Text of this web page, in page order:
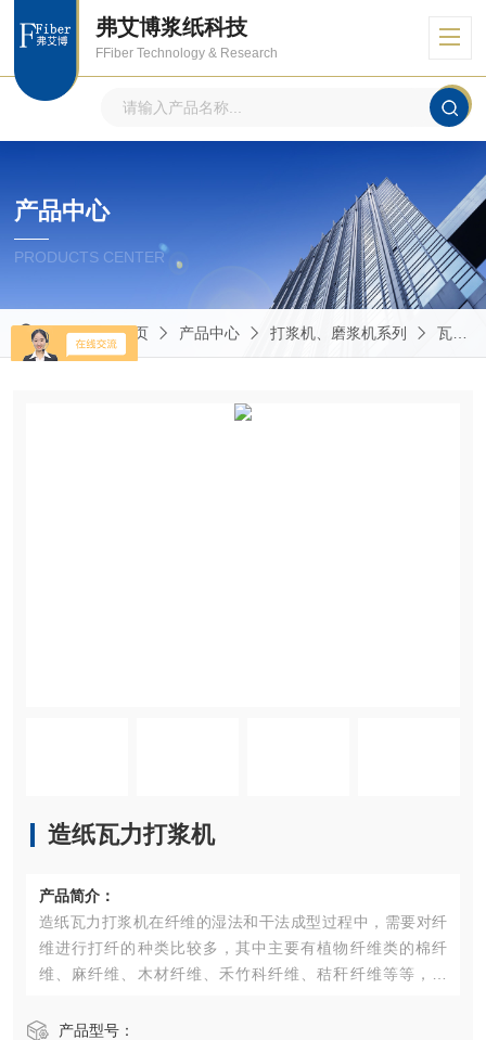
弗艾博浆纸科技
FFiber Technology & Research
产品中心
PRODUCTS CENTER
当前位置：首页 产品中心 打浆机、磨浆机系列 瓦利打浆机
造纸瓦力打浆机
产品简介：
造纸瓦力打浆机在纤维的湿法和干法成型过程中，需要对纤
维进行打纤的种类比较多，其中主要有植物纤维类的棉纤
维、麻纤维、木材纤维、禾竹科纤维、秸秆纤维等等，另
使用瓦利打浆机实现纤维的细纤维化与短纤维化，是通过压
产品型号：